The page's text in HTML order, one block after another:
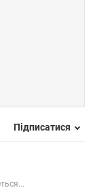
Підписатися